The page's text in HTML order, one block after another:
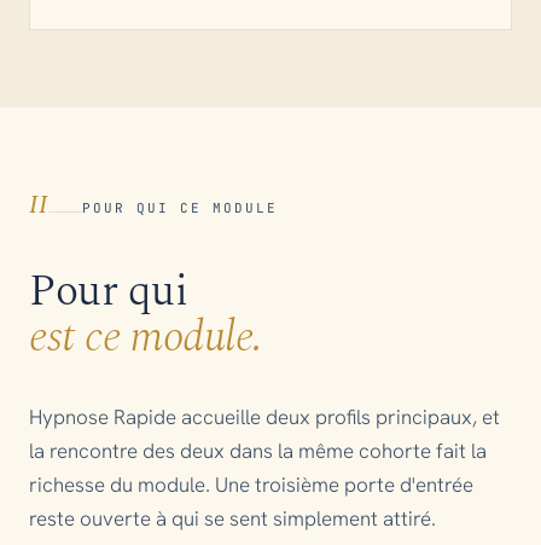
II POUR QUI CE MODULE
Pour qui
est ce module.
Hypnose Rapide accueille deux profils principaux, et
la rencontre des deux dans la même cohorte fait la
richesse du module. Une troisième porte d'entrée
reste ouverte à qui se sent simplement attiré.